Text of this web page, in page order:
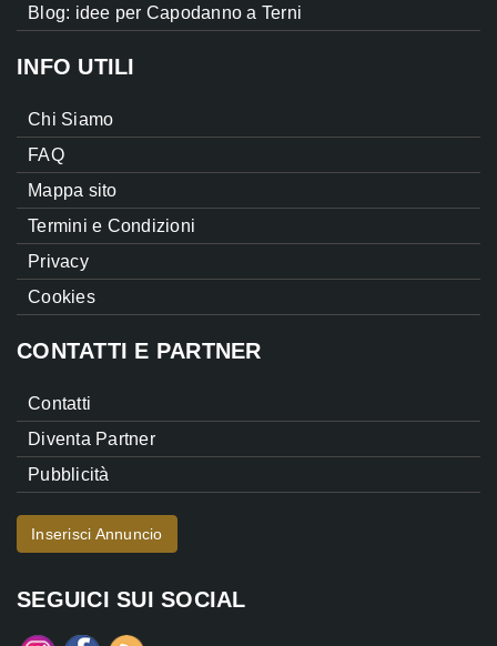
Blog: idee per Capodanno a Terni
INFO UTILI
Chi Siamo
FAQ
Mappa sito
Termini e Condizioni
Privacy
Cookies
CONTATTI E PARTNER
Contatti
Diventa Partner
Pubblicità
Inserisci Annuncio
SEGUICI SUI SOCIAL